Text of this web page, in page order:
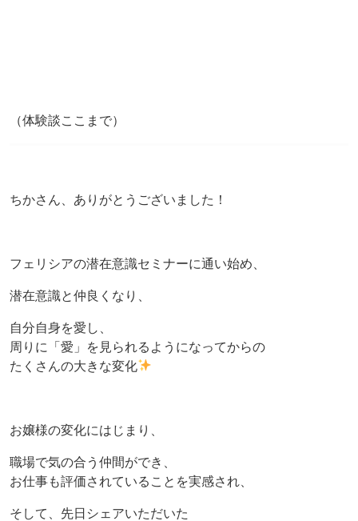
（体験談ここまで）
ちかさん、ありがとうございました！
フェリシアの潜在意識セミナーに通い始め、
潜在意識と仲良くなり、
自分自身を愛し、
周りに「愛」を見られるようになってからの
たくさんの大きな変化
お嬢様の変化にはじまり、
職場で気の合う仲間ができ、
お仕事も評価されていることを実感され、
そして、先日シェアいただいた